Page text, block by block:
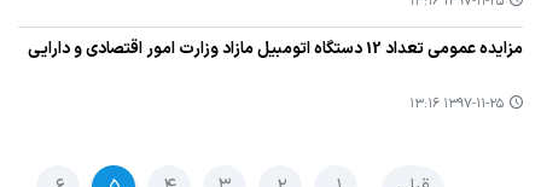
مزایده عمومی تعداد 12 دستگاه اتومبیل مازاد وزارت امور اقتصادی و دارایی
۱۳۹۷-۱۱-۲۵ ۱۳:۱۶